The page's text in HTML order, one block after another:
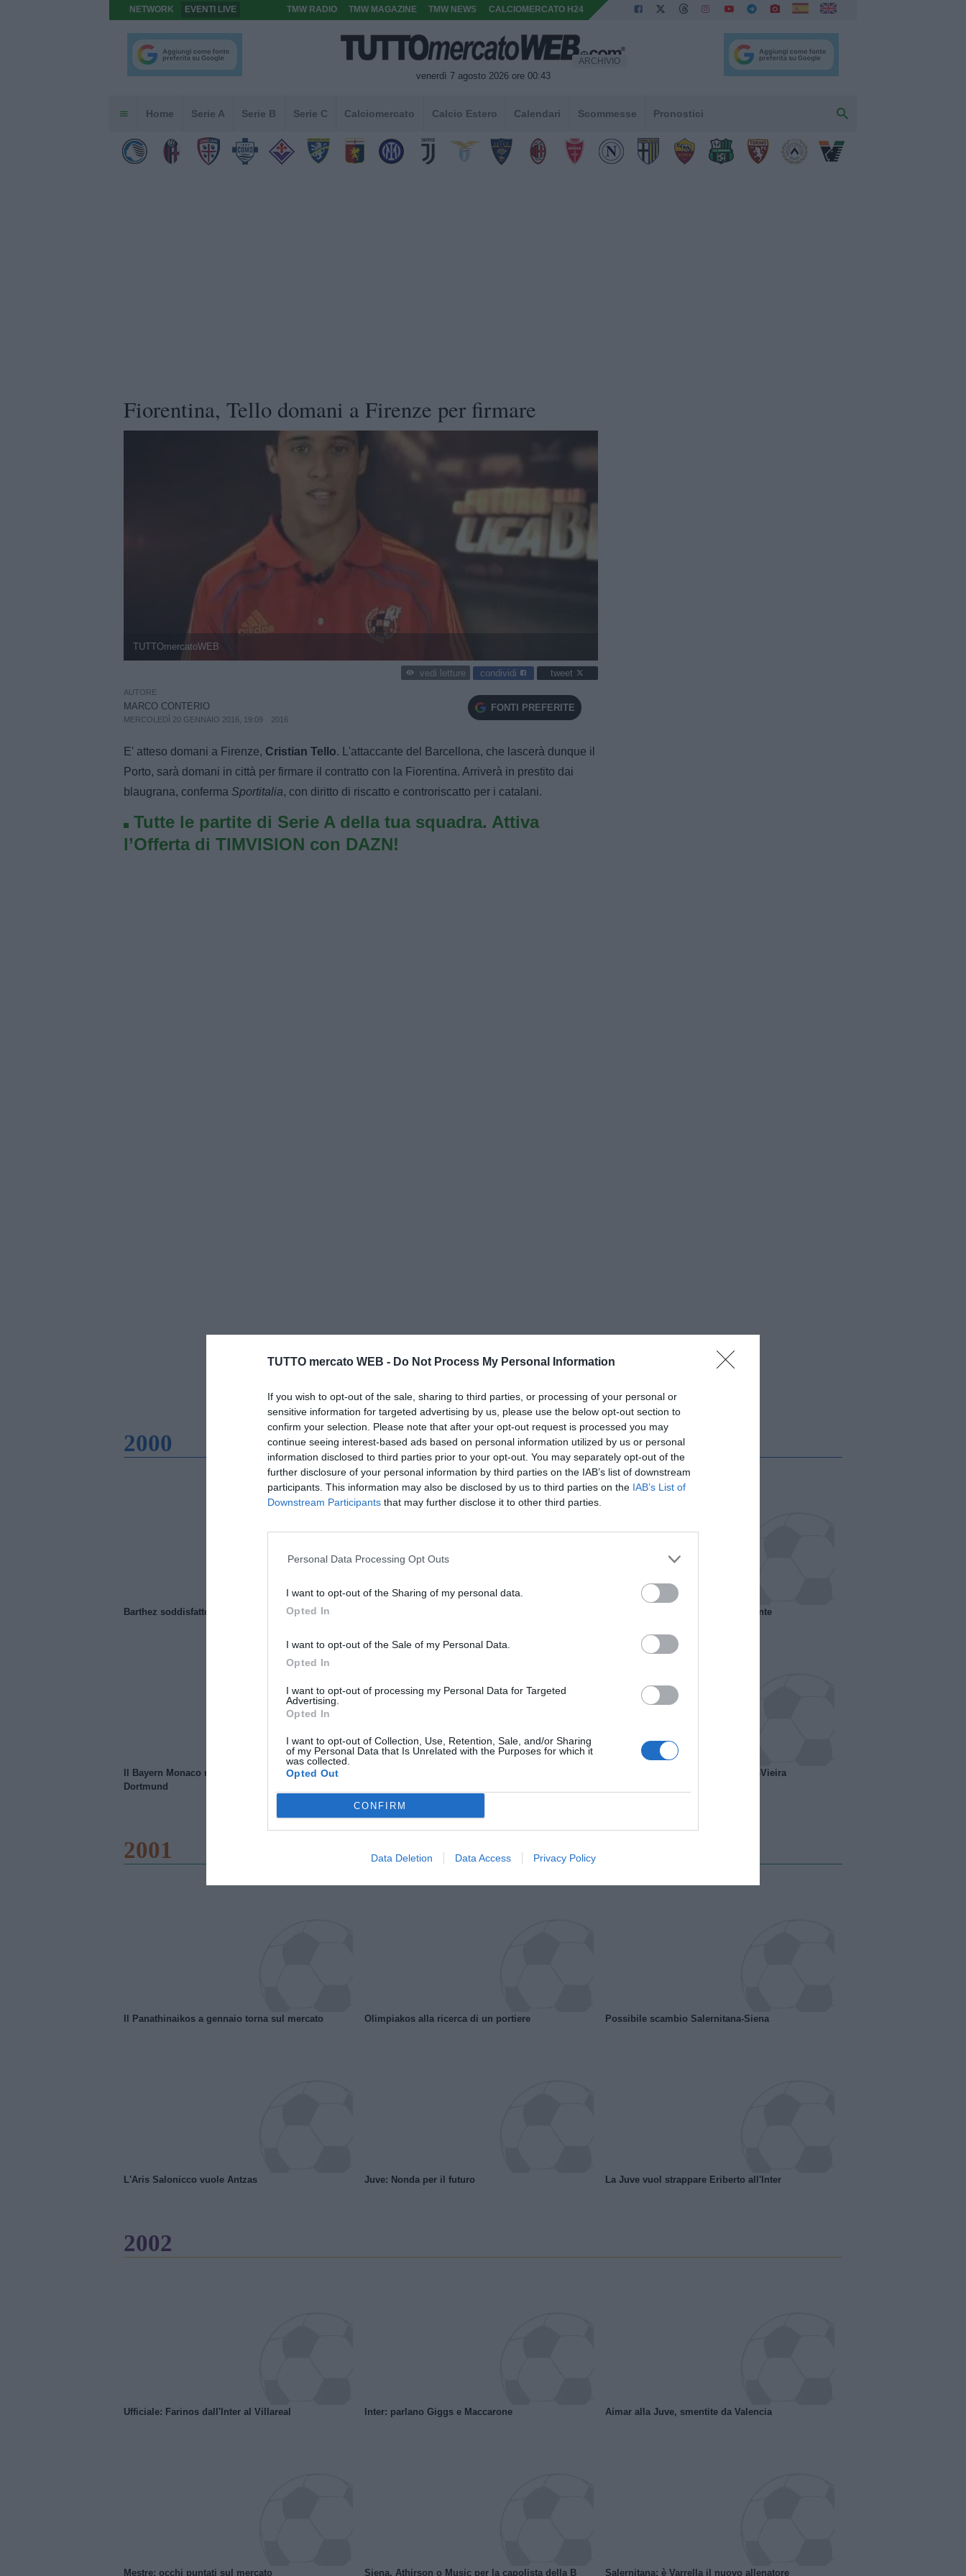
TUTTO mercato WEB - Do Not Process My Personal Information
If you wish to opt-out of the sale, sharing to third parties, or processing of your personal or
sensitive information for targeted advertising by us, please use the below opt-out section to
confirm your selection. Please note that after your opt-out request is processed you may
continue seeing interest-based ads based on personal information utilized by us or personal
information disclosed to third parties prior to your opt-out. You may separately opt-out of the
further disclosure of your personal information by third parties on the IAB’s list of downstream
participants. This information may also be disclosed by us to third parties on the IAB’s List of
Downstream Participants that may further disclose it to other third parties.
Personal Data Processing Opt Outs
I want to opt-out of the Sharing of my personal data.
Opted In
I want to opt-out of the Sale of my Personal Data.
Opted In
I want to opt-out of processing my Personal Data for Targeted
Advertising.
Opted In
I want to opt-out of Collection, Use, Retention, Sale, and/or Sharing
of my Personal Data that Is Unrelated with the Purposes for which it
was collected.
Opted Out
CONFIRM
Data Deletion Data Access Privacy Policy
NETWORK EVENTI LIVE TMW RADIO TMW MAGAZINE TMW NEWS CALCIOMERCATO H24
venerdì 7 agosto 2026 ore 00:43
ARCHIVIO
Home Serie A Serie B Serie C Calciomercato Calcio Estero Calendari Scommesse Pronostici
Fiorentina, Tello domani a Firenze per firmare
TUTTOmercatoWEB
vedi letture condividi tweet
AUTORE
MARCO CONTERIO
MERCOLEDÌ 20 GENNAIO 2016, 19:09 2016
FONTI PREFERITE
E' atteso domani a Firenze, Cristian Tello. L'attaccante del Barcellona, che lascerà dunque il
Porto, sarà domani in città per firmare il contratto con la Fiorentina. Arriverà in prestito dai
blaugrana, conferma Sportitalia, con diritto di riscatto e controriscatto per i catalani.
Tutte le partite di Serie A della tua squadra. Attiva
l’Offerta di TIMVISION con DAZN!
2000
Barthez soddisfatto del Manchester United Francia, il Marsiglia senza presidente
Il Bayern Monaco ridimensiona il Borussia
Dortmund
A gennaio ipotesi scambio Davids-Vieira
2001
Il Panathinaikos a gennaio torna sul mercato Olimpiakos alla ricerca di un portiere Possibile scambio Salernitana-Siena
L'Aris Salonicco vuole Antzas Juve: Nonda per il futuro La Juve vuol strappare Eriberto all'Inter
2002
Ufficiale: Farinos dall'Inter al Villareal Inter: parlano Giggs e Maccarone Aimar alla Juve, smentite da Valencia
Mestre: occhi puntati sul mercato Siena, Athirson o Music per la capolista della B Salernitana: è Varrella il nuovo allenatore